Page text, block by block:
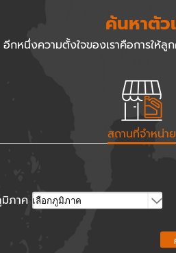
ค้นหาตัว
อีกหนึ่งความตั้งใจของเราคือการให้ลู
สถานที่จำหน่าย
ภาค